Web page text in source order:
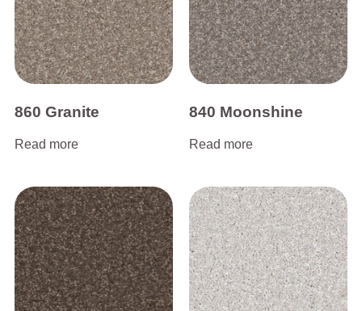
860 Granite
Read more
840 Moonshine
Read more